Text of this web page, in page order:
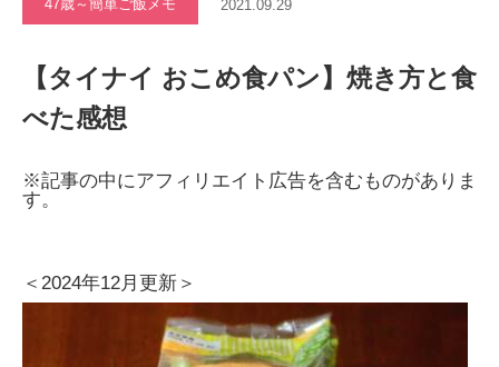
47歳～簡単ご飯メモ 2021.09.29
【タイナイ おこめ食パン】焼き方と食
べた感想
※記事の中にアフィリエイト広告を含むものがありま
す。
＜2024年12月更新＞